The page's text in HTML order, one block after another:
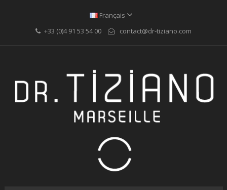
Français
+33 (0)4 91 53 54 00
contact@dr-tiziano.com